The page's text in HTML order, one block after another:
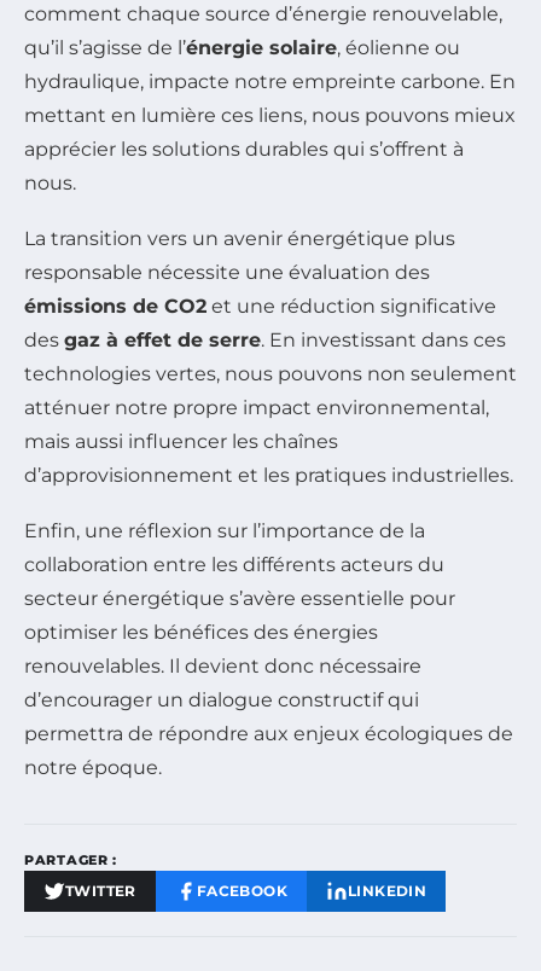
comment chaque source d’énergie renouvelable,
qu’il s’agisse de l’énergie solaire, éolienne ou
hydraulique, impacte notre empreinte carbone. En
mettant en lumière ces liens, nous pouvons mieux
apprécier les solutions durables qui s’offrent à
nous.
La transition vers un avenir énergétique plus
responsable nécessite une évaluation des
émissions de CO2 et une réduction significative
des gaz à effet de serre. En investissant dans ces
technologies vertes, nous pouvons non seulement
atténuer notre propre impact environnemental,
mais aussi influencer les chaînes
d’approvisionnement et les pratiques industrielles.
Enfin, une réflexion sur l’importance de la
collaboration entre les différents acteurs du
secteur énergétique s’avère essentielle pour
optimiser les bénéfices des énergies
renouvelables. Il devient donc nécessaire
d’encourager un dialogue constructif qui
permettra de répondre aux enjeux écologiques de
notre époque.
PARTAGER :
TWITTER FACEBOOK LINKEDIN